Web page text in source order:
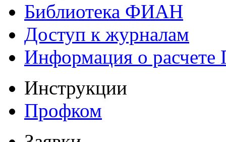
Библиотека ФИАН
Доступ к журналам
Информация о
Инструкции
Профком